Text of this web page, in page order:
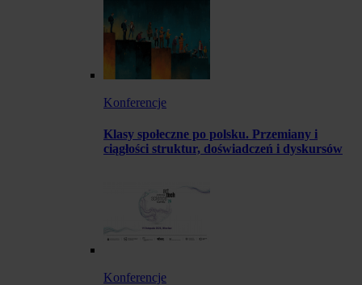
Konferencje
Klasy społeczne po polsku. Przemiany i
ciągłości struktur, doświadczeń i dyskursów
Konferencje